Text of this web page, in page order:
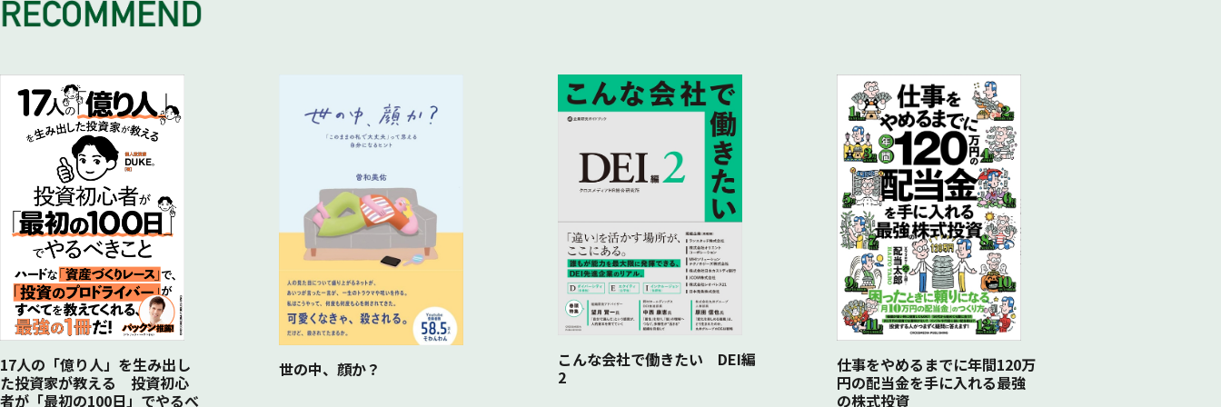
ケーススタディ５（E医師・年収：1800万円）
17人の「億り人」を生み出し
た投資家が教える 投資初心
者が「最初の100日」でやるべ
世の中、顔か？
こんな会社で働きたい DEI編
2
仕事をやめるまでに年間120万
円の配当金を手に入れる最強
の株式投資